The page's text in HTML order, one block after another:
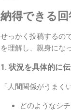
納得できる回
せっかく投稿するの
を理解し、親身にな
1. 状況を具体的に
「人間関係がうま
どのようなシ